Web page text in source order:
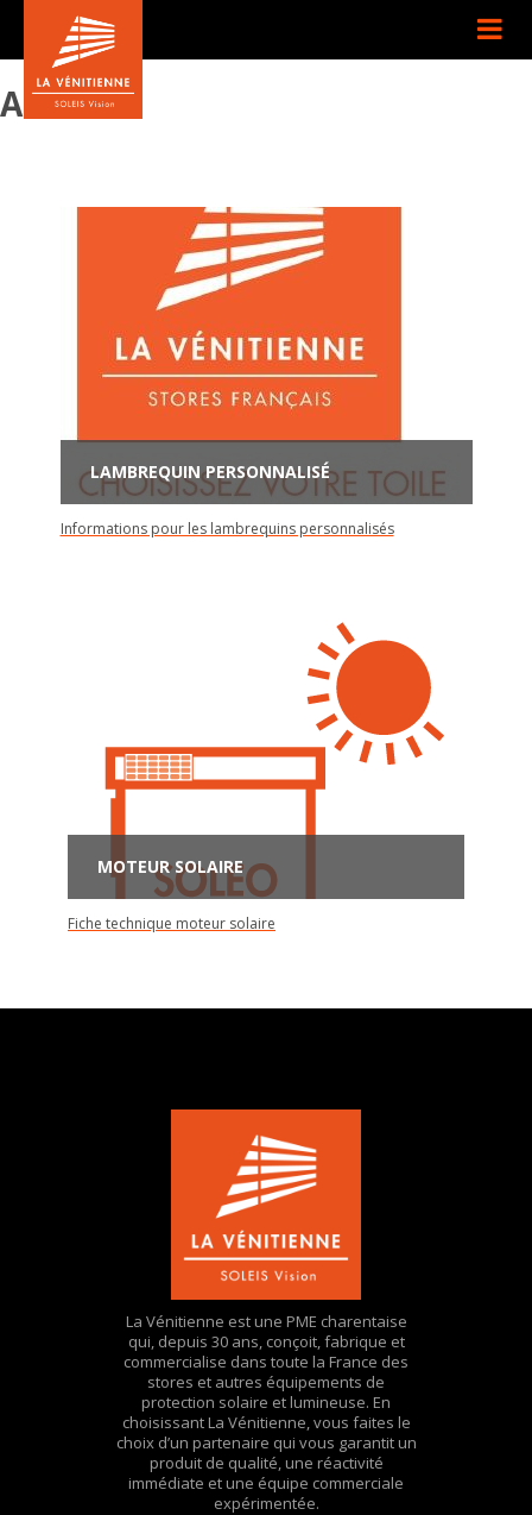
Archives
LAMBREQUIN PERSONNALISÉ
Informations pour les lambrequins personnalisés
MOTEUR SOLAIRE
Fiche technique moteur solaire
La Vénitienne est une PME charentaise
qui, depuis 30 ans, conçoit, fabrique et
commercialise dans toute la France des
stores et autres équipements de
protection solaire et lumineuse. En
choisissant La Vénitienne, vous faites le
choix d’un partenaire qui vous garantit un
produit de qualité, une réactivité
immédiate et une équipe commerciale
expérimentée.